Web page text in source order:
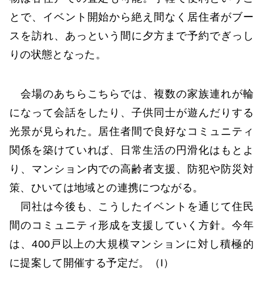
とで、イベント開始から絶え間なく居住者がブー
スを訪れ、あっという間に夕方まで予約でぎっし
りの状態となった。
会場のあちらこちらでは、複数の家族連れが輪
になって会話をしたり、子供同士が遊んだりする
光景が見られた。居住者間で良好なコミュニティ
関係を築けていれば、日常生活の円滑化はもとよ
り、マンション内での高齢者支援、防犯や防災対
策、ひいては地域との連携につながる。
同社は今後も、こうしたイベントを通じて住民
間のコミュニティ形成を支援していく方針。今年
は、400戸以上の大規模マンションに対し積極的
に提案して開催する予定だ。（I）